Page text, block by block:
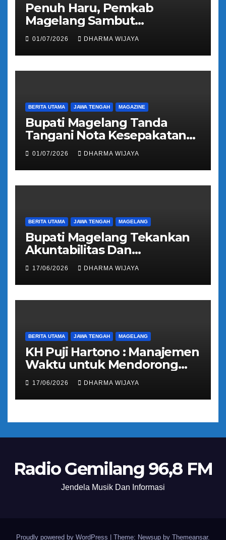
Penuh Haru, Pemkab
Magelang Sambut
Kepulangan Jemaah Haji
Kloter 81
01/07/2026 DHARMA WIJAYA
BERITA UTAMA JAWA TENGAH MAGAZINE
Bupati Magelang Tanda
Tangani Nota Kesepakatan
Pengalihan Pelayanan
Regident Di Kecamatan
Bandongan
01/07/2026 DHARMA WIJAYA
BERITA UTAMA JAWA TENGAH MAGELANG
Bupati Magelang Tekankan
Akuntabilitas Dan
Tranparansi Pengelolaan
Bantuan Keuangan Parpol
17/06/2026 DHARMA WIJAYA
BERITA UTAMA JAWA TENGAH MAGELANG
KH Puji Hartono : Manajemen
Waktu untuk Mendorong
Umat Semakin Baik
17/06/2026 DHARMA WIJAYA
Radio Gemilang 96,8 FM
Jendela Musik Dan Informasi
Proudly powered by WordPress Theme: Newsup by Themeansar.